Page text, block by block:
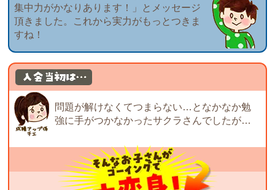
集中力がかなりあります！」とメッセージ
頂きました。これから実力がもっとつきま
すね！
問題が解けなくてつまらない…となかなか勉
強に手がつかなかったサクラさんでしたが…